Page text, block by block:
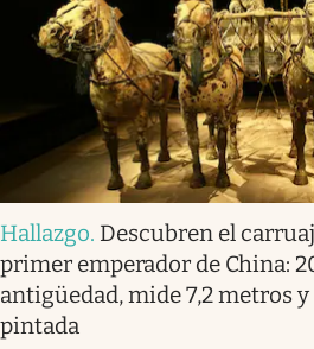
Hallazgo. Descubren el
primer emperador de China:
antigüedad, mide 7,2 metros
pintada